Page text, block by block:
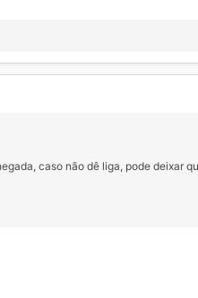
caso não dê liga, pode deixar